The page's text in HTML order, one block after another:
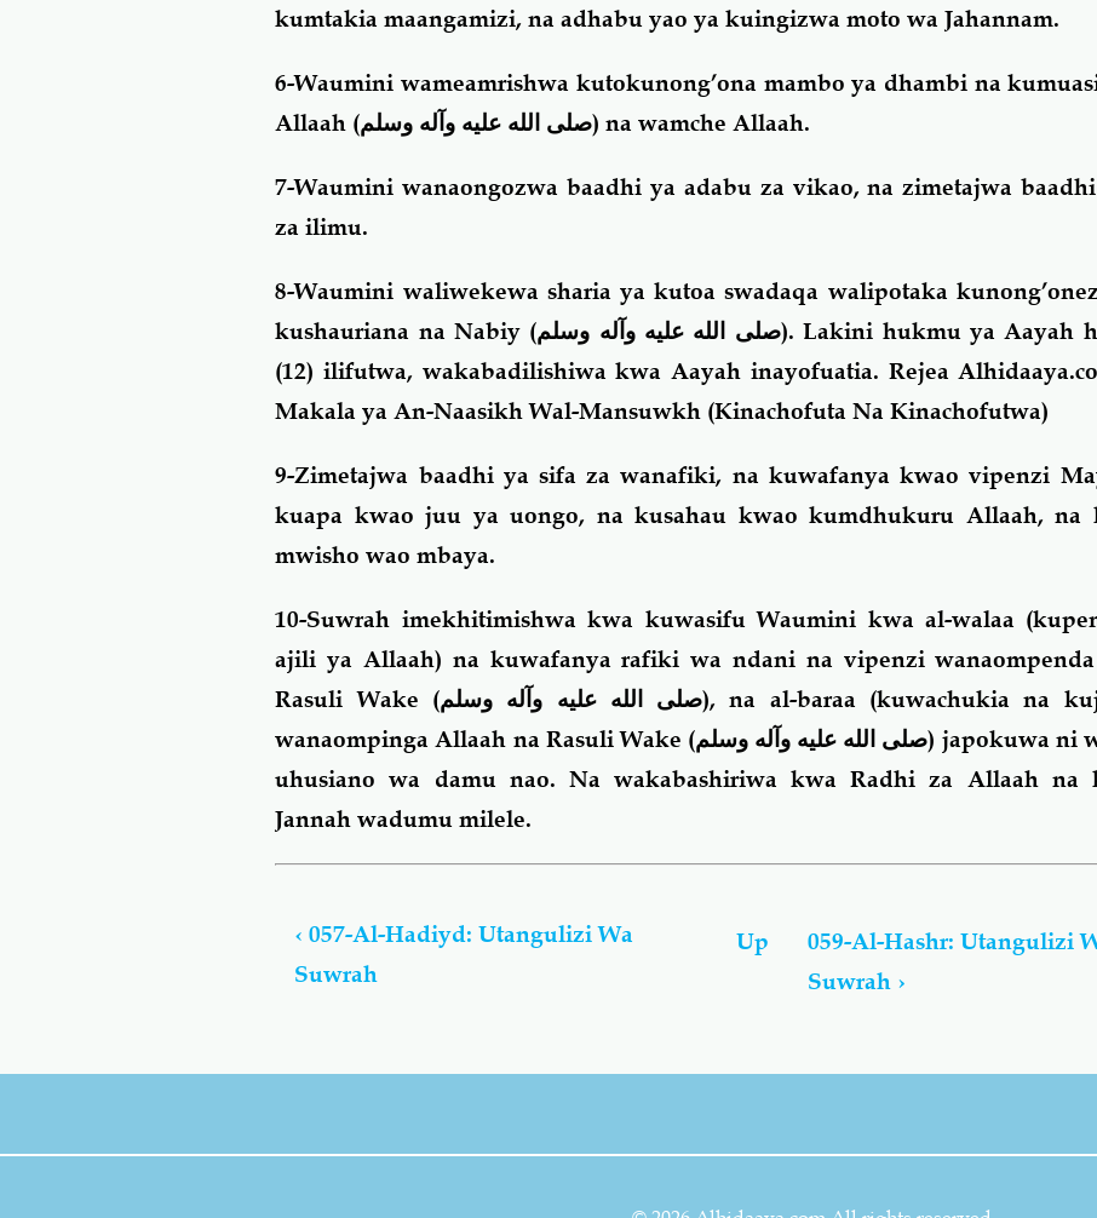
kumtakia maangamizi, na adhabu yao ya kuingizwa moto wa Jahannam.
6-Waumini wameamrishwa kutokunong’ona mambo ya dhambi na
Allaah (صلى الله عليه وآله وسلم) na wamche Allaah.
7-Waumini wanaongozwa baadhi ya adabu za vikao, na zimetajwa
za ilimu.
8-Waumini waliwekewa sharia ya kutoa swadaqa walipotaka
kushauriana na Nabiy (صلى الله عليه وآله وسلم). Lakini hukmu ya Aayah
(12) ilifutwa, wakabadilishiwa kwa Aayah inayofuatia. Rejea
Makala ya An-Naasikh Wal-Mansuwkh (Kinachofuta Na Kinachofutwa)
9-Zimetajwa baadhi ya sifa za wanafiki, na kuwafanya kwao vipenzi
kuapa kwao juu ya uongo, na kusahau kwao kumdhukuru Allaah, na
mwisho wao mbaya.
10-Suwrah imekhitimishwa kwa kuwasifu Waumini kwa al-walaa
ajili ya Allaah) na kuwafanya rafiki wa ndani na vipenzi
Rasuli Wake (صلى الله عليه وآله وسلم), na al-baraa (kuwachukia na
wanaompinga Allaah na Rasuli Wake (صلى الله عليه وآله وسلم) japokuwa ni
uhusiano wa damu nao. Na wakabashiriwa kwa Radhi za Allaah na
Jannah wadumu milele.
links
for
Suwrah
aan
‹ 057-Al-Hadiyd: Utangulizi Wa
Suwrah
Up
059-Al-Hashr: Utangulizi
Suwrah ›